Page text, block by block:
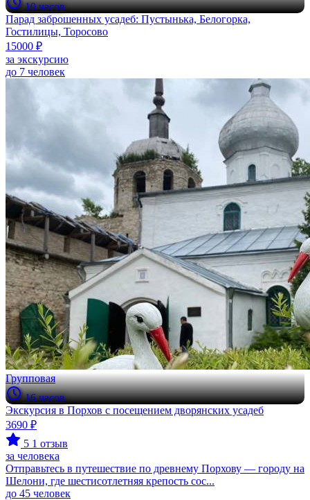
10 часов
Парад заброшенных усадеб: Пустынька, Белогорка,
Гостилицы, Торосово
15000 ₽
за экскурсию
до 7 человек
Групповая
16 часов
Экскурсия в Порхов с посещением дворянских усадеб
3690 ₽
5 1 отзыв
за человека
Отправьтесь в путешествие по древнему Порхову — городу на
Шелони, где шестисотлетняя крепость сос...
до 45 человек